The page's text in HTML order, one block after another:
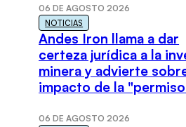
06 DE AGOSTO 2026
NOTICIAS
Andes Iron llama a dar
certeza jurídica a la
minera y advierte
impacto de la
06 DE AGOSTO 2026